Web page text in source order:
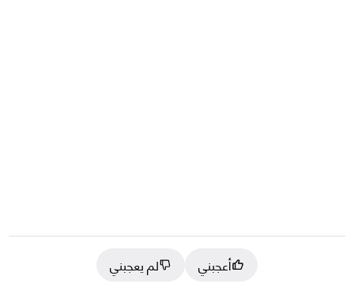
أعجبني
لم يعجبني